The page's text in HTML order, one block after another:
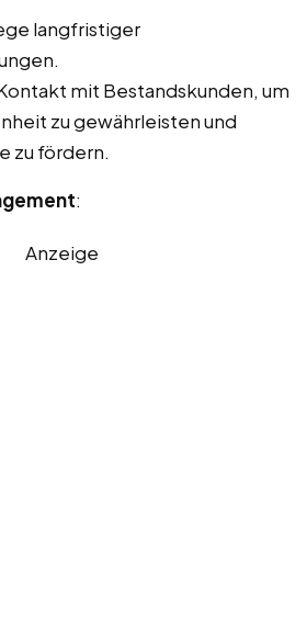
langfristiger
mit Bestandskunden, um
zu gewährleisten und
zu fördern.
:
Anzeige